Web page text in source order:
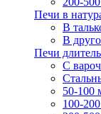
Печи в
В
В
Печи
С
50-100
100-